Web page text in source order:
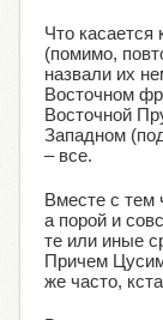
Что касается
(помимо,
назвали их
Восточном
Восточной
Западном
– все.
Вместе с тем
а порой и
те или иные
Причем
же часто,